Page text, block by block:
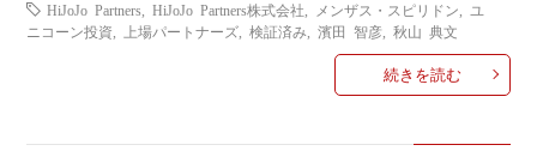
HiJoJo Partners
,HiJoJo Partners株式会社 メンザス・スピリドン
ユ
ニコーン投資
上場パートナーズ ,検証済み ,濱田 智彦 ,秋山 典文
続きを読む